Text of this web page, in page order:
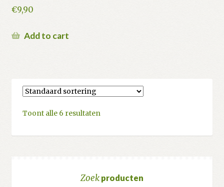
€9,90
Add to cart
Toont alle 6 resultaten
Zoekproducten